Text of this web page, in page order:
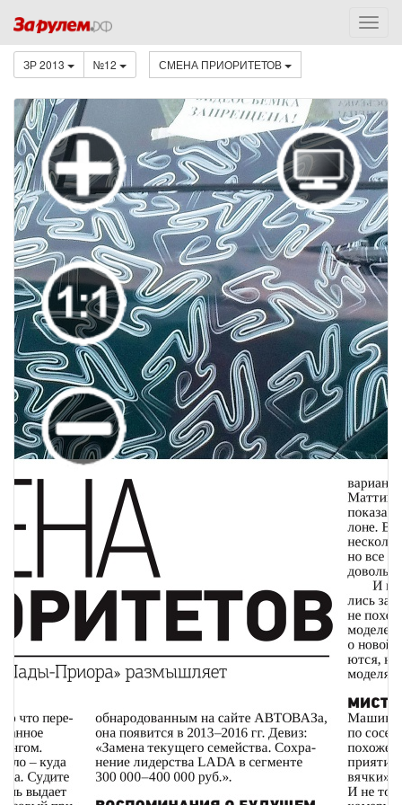
ЗР 2013 №12 СМЕНА ПРИОРИТЕТОВ